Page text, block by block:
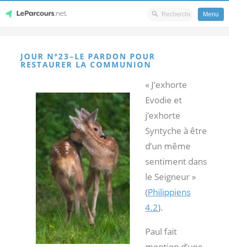
content
Menu
JOUR N°23–LE PARDON POUR
RESTAURER LA COMMUNION
« J’exhorte
Evodie et
j’exhorte
Syntyche à être
d’un même
sentiment dans
le Seigneur »
(Philippiens
4.2).
Paul fait